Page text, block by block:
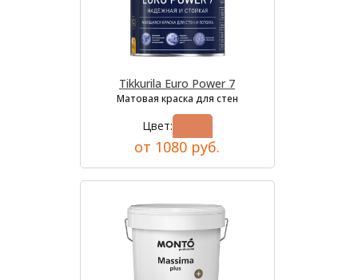
Tikkurila Euro Power 7
Матовая краска для стен
Цвет:
от 1080 руб.